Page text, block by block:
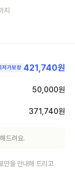
지
저가보장 421,740원
50,000원
371,740원
해드려요.
만을 안내해 드리고